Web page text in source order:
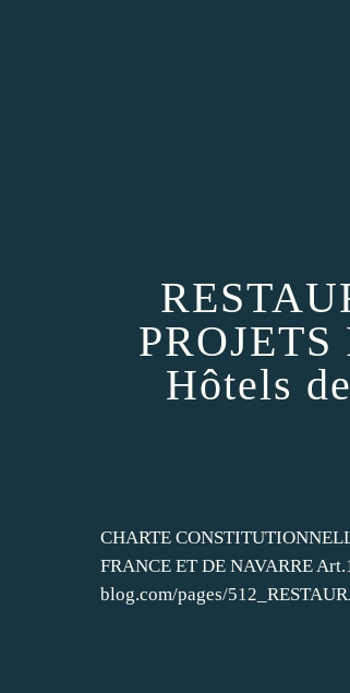
Hôtels
CHARTE
FRANCE ET DE NAVARRE
blog.com/pages/